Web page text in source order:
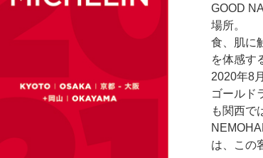
GOOD
場所。
食、肌に
を体感す
2020年8
ゴールド
も関西で
は、この